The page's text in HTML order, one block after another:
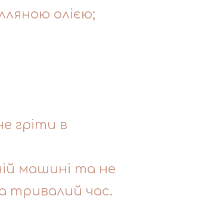
олією;
гріти в
машині та не
тривалий час.